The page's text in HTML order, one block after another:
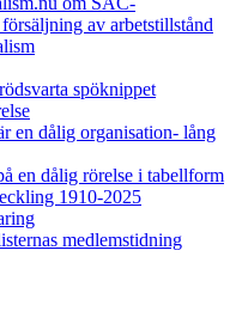
av arbetstillstånd
spöknippet
en dålig organisation- lång
en dålig rörelse i tabellform
1910-2025
medlemstidning